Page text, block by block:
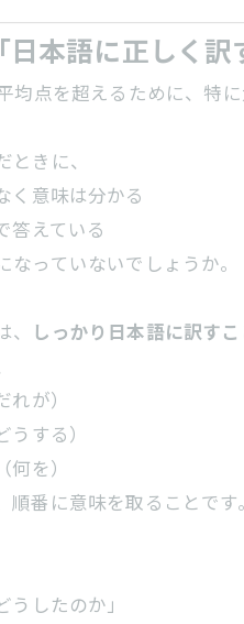
日本語に正しく
均点を超えるために、特
ときに、
く意味は分かる
答えている
なっていないでしょうか。
しっかり日本語に訳すこ
れが）
うする）
何を）
順番に意味を取ることです。
うしたのか」